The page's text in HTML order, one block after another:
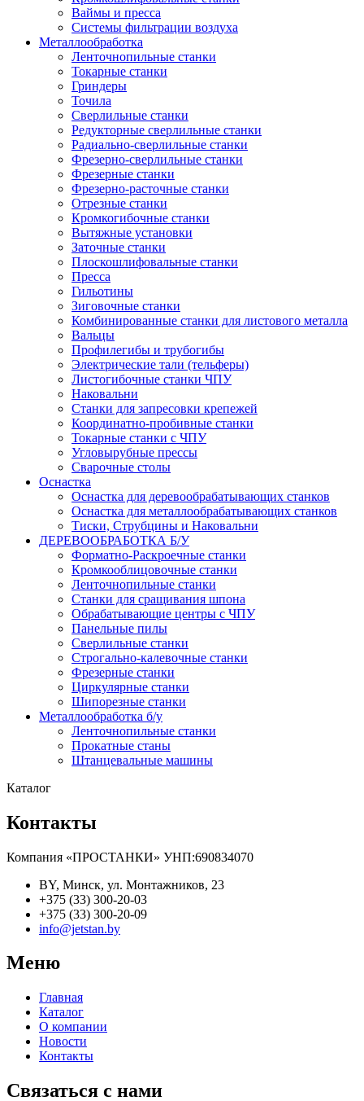
Ваймы и пресса
Системы фильтрации воздуха
Металлообработка
Ленточнопильные станки
Токарные станки
Гриндеры
Точила
Сверлильные станки
Редукторные сверлильные станки
Радиально-сверлильные станки
Фрезерно-сверлильные станки
Фрезерные станки
Фрезерно-расточные станки
Отрезные станки
Кромкогибочные станки
Вытяжные установки
Заточные станки
Плоскошлифовальные станки
Пресса
Гильотины
Зиговочные станки
Комбинированные станки для листового металла
Вальцы
Профилегибы и трубогибы
Электрические тали (тельферы)
Листогибочные станки ЧПУ
Наковальни
Станки для запресовки крепежей
Координатно-пробивные станки
Токарные станки с ЧПУ
Угловырубные прессы
Сварочные столы
Оснастка
Оснастка для деревообрабатывающих станков
Оснастка для металлообрабатывающих станков
Тиски, Струбцины и Наковальни
ДЕРЕВООБРАБОТКА Б/У
Форматно-Раскроечные станки
Кромкооблицовочные станки
Ленточнопильные станки
Станки для сращивания шпона
Обрабатывающие центры с ЧПУ
Панельные пилы
Сверлильные станки
Строгально-калевочные станки
Фрезерные станки
Циркулярные станки
Шипорезные станки
Металлообработка б/у
Ленточнопильные станки
Прокатные станы
Штанцевальные машины
Каталог
Контакты
Компания «ПРОСТАНКИ» УНП:690834070
BY, Минск, ул. Монтажников, 23
+375 (33) 300-20-03
+375 (33) 300-20-09
info@jetstan.by
Меню
Главная
Каталог
О компании
Новости
Контакты
Связаться с нами